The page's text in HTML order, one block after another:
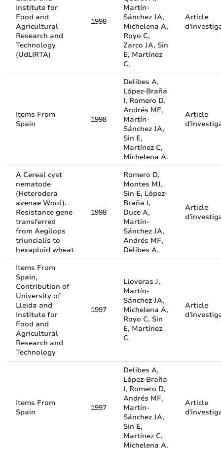
Institute for
Food and
Agricultural
Research and
Technology
(UdLIRTA)
1998
Martín-
Sánchez JA,
Michelena A,
Royo C,
Zarco JA, Sin
E, Martínez
C.
Article
Items From
Spain
1998
Delibes A,
López-Braña
I, Romero D,
Andrés MF,
Martín-
Sánchez JA,
Sin E,
Martínez C,
Michelena A.
Article
A Cereal cyst
nematode
(Heterodera
avenae Wool).
Resistance gene
transferred
from Aegilops
triuncialis to
hexaploid wheat
1998
Romero D,
Montes MJ,
Sin E, López-
Braña I,
Duce A,
Martín-
Sánchez JA,
Andrés MF,
Delibes A.
Article
Items From
Spain,
Contribution of
University of
Lleida and
Institute for
Food and
Agricultural
Research and
Technology
1997
Lloveras J,
Martín-
Sánchez JA,
Michelena A,
Royo C, Sin
E, Martínez
C.
Article
Items From
Spain
1997
Delibes A,
López-Braña
I, Romero D,
Andrés MF,
Martín-
Sánchez JA,
Sin E,
Martínez C,
Michelena A.
Article